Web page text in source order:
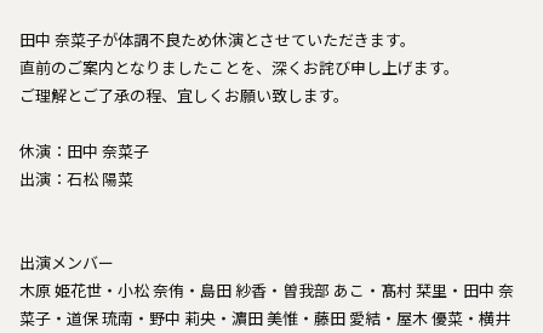
田中 奈菜子が体調不良ため休演とさせていただきます。
直前のご案内となりましたことを、深くお詫び申し上げます。
ご理解とご了承の程、宜しくお願い致します。
休演：田中 奈菜子
出演：石松 陽菜
出演メンバー
木原 姫花世・小松 奈侑・島田 紗香・曽我部 あこ・髙村 栞里・田中 奈
菜子・道保 琉南・野中 莉央・濵田 美惟・藤田 愛結・屋木 優菜・横井